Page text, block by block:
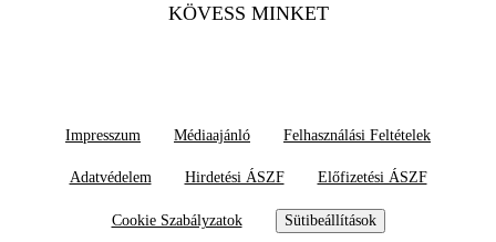
KÖVESS MINKET
Impresszum Médiaajánló Felhasználási Feltételek
Adatvédelem Hirdetési ÁSZF Előfizetési ÁSZF
Cookie Szabályzatok Sütibeállítások